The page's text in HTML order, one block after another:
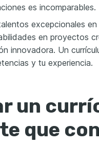
es incomparables.
excepcionales
en proyectos
innovadora. Un
y tu experiencia.
un
que